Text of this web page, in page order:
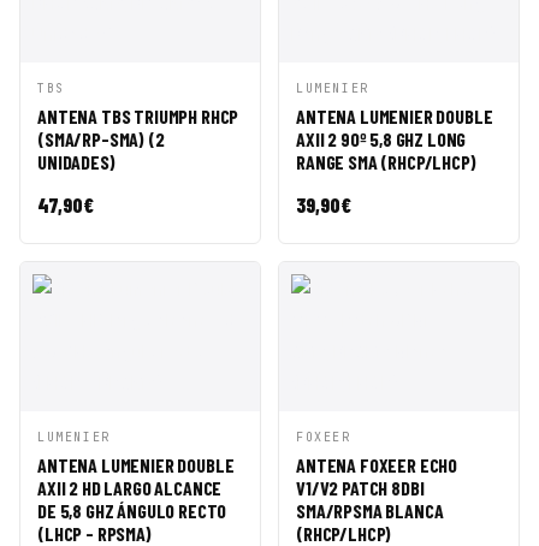
VISTA
RÁPIDA
CESTA
TBS
ANTENA TBS TRIUMPH RHCP
(SMA/RP-SMA) (2
UNIDADES)
47,90€
VISTA
RÁPIDA
CESTA
LUMENIER
ANTENA LUMENIER DOUBLE
AXII 2 90º 5,8 GHZ LONG
RANGE SMA (RHCP/LHCP)
39,90€
VISTA
RÁPIDA
CESTA
LUMENIER
ANTENA LUMENIER DOUBLE
AXII 2 HD LARGO ALCANCE
DE 5,8 GHZ ÁNGULO RECTO
(LHCP - RPSMA)
VISTA
RÁPIDA
CESTA
FOXEER
ANTENA FOXEER ECHO
V1/V2 PATCH 8DBI
SMA/RPSMA BLANCA
(RHCP/LHCP)